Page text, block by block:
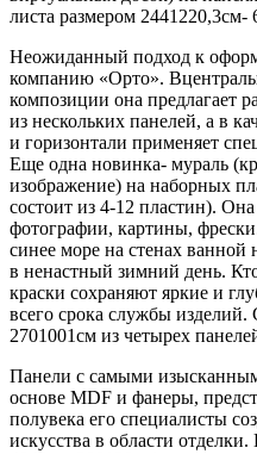
листа размером 2441220,3см-
Неожиданный подход к
компанию «Орто».
композиции она предлагает
из нескольких панелей, а в
и горизонтали применяет
Еще одна новинка- мураль
изображение) на наборных
состоит из 4-12 пластин).
фотографии, картины,
синее море на стенах ванной
в ненастный зимний день.
краски сохраняют яркие и
всего срока службы
2701001см из четырех
Панели с самыми
основе MDF и фанеры,
полувека его специалисты
искусства в области